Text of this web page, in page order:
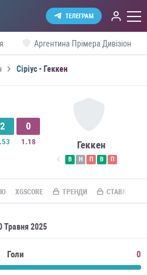
ТЕЛЕГРАМ
Аргентина Прімера Дивізіон
Сіріус - Геккен
2 0
1.18 Геккен
В Н П В П
XGSCORE ТРЕНДИ СТАВКИ ПО
Травня 2025
Голи 0